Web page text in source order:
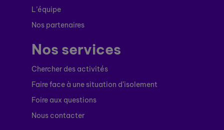
L’équipe
Nos partenaires
Nos services
Chercher des activités
Faire face à une situation d’isolement
Foire aux questions
Nous contacter